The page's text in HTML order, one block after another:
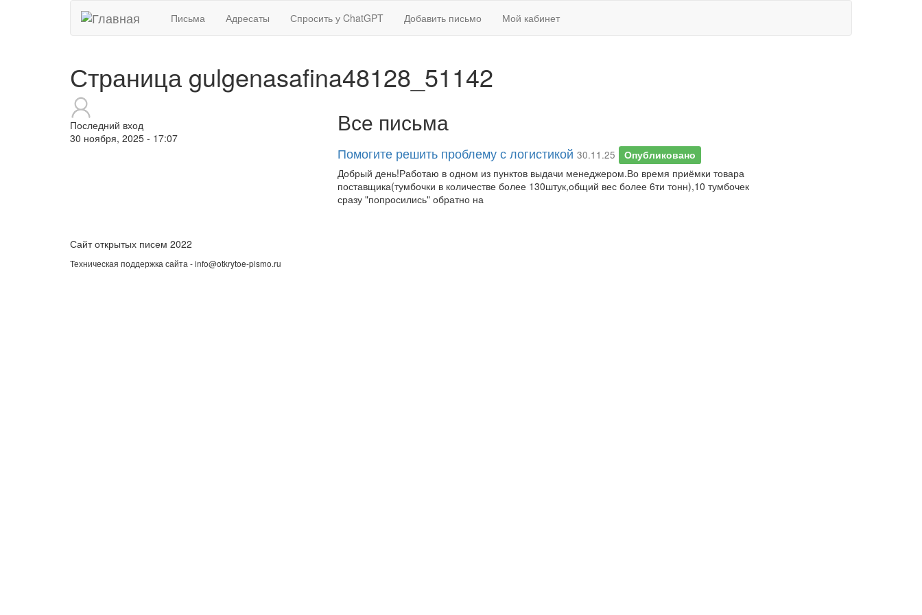
Письма Адресаты Спросить у ChatGPT Добавить письмо Мой кабинет
Страница gulgenasafina48128_51142
Последний вход
30 ноября, 2025 - 17:07
Все письма
Помогите решить проблему с логистикой 30.11.25 Опубликовано
Добрый день!Работаю в одном из пунктов выдачи менеджером.Во время приёмки товара
поставщика(тумбочки в количестве более 130штук,общий вес более 6ти тонн),10 тумбочек
сразу "попросились" обратно на
Сайт открытых писем 2022
Техническая поддержка сайта - info@otkrytoe-pismo.ru